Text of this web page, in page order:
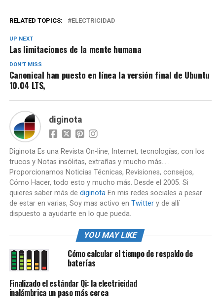
RELATED TOPICS: ELECTRICIDAD
UP NEXT
Las limitaciones de la mente humana
DON'T MISS
Canonical han puesto en línea la versión final de Ubuntu
10.04 LTS,
diginota
Diginota Es una Revista On-line, Internet, tecnologías, con los
trucos y Notas insólitas, extrañas y mucho más... .
Proporcionamos Noticias Técnicas, Revisiones, consejos,
Cómo Hacer, todo esto y mucho más. Desde el 2005. Si
quieres saber más de diginotaEn mis redes sociales a pesar
de estar en varias, Soy mas activo en Twittery de allí
dispuesto a ayudarte en lo que pueda.
YOU MAY LIKE
Cómo calcular el tiempo de respaldo de
baterías
Finalizado el estándar Qi: la electricidad
inalámbrica un paso más cerca